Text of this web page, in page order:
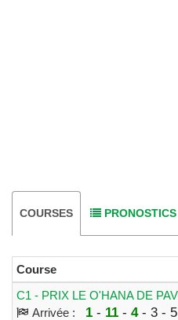
COURSES PRONOSTICS
Course
C1 - PRIX LE O'HANA DE
Arrivée :
1 - 11 - 4- 3 - 5